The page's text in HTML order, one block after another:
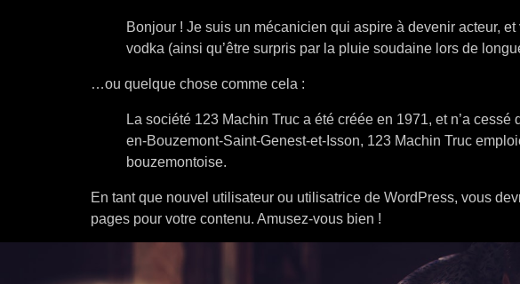
Bonjour ! Je suis un mécanicien qui aspire à devenir acteur,
vodka (ainsi qu’être surpris par la pluie soudaine lors de
…ou quelque chose comme cela :
La société 123 Machin Truc a été créée en 1971, et n’a
en-Bouzemont-Saint-Genest-et-Isson, 123 Machin Truc
bouzemontoise.
En tant que nouvel utilisateur ou utilisatrice de WordPress, vous
pages pour votre contenu. Amusez-vous bien !